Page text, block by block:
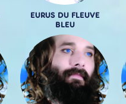
EURUS DU FLEUVE
BLEU